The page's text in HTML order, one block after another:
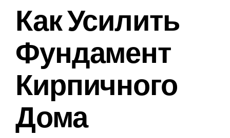
Как Усилить
Фундамент
Кирпичного
Дома